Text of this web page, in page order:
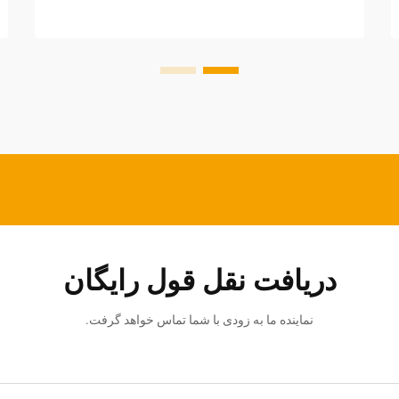
دریافت نقل قول رایگان
نماینده ما به زودی با شما تماس خواهد گرفت.